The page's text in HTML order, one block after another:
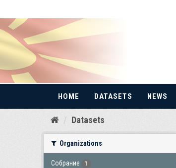
Skip
HOME DATASETS NEWS
Datasets
Organizations
Собрание 1